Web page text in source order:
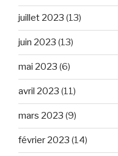
juillet 2023 (13)
juin 2023 (13)
mai 2023 (6)
avril 2023 (11)
mars 2023 (9)
février 2023 (14)